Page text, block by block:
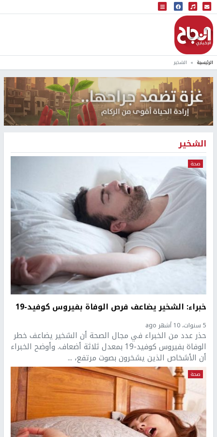
البث المباشر
إذاعة النجاح
الرئيسية الشخير
الشخير
صحة
خبراء: الشخير يضاعف فرص الوفاة بفيروس كوفيد-19
5 سنوات، 10 أشهر ago
حذر عدد من الخبراء في مجال الصحة أن الشخير يضاعف خطر
الوفاة بفيروس كوفيد-19 بمعدل ثلاثة أضعاف. وأوضح الخبراء
أن الأشخاص الذين يشخرون بصوت مرتفع، ...
صحة